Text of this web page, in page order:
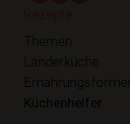
Themen
Länderküche
Küchenhelfer